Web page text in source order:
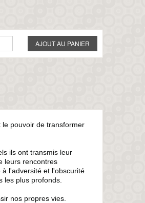
le pouvoir de transformer
ils ont transmis leur
leurs rencontres
l'adversité et l'obscurité
les plus profonds.
nos propres vies.